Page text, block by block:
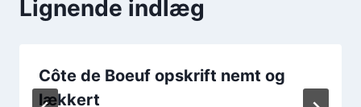
Lignende indlæg
Côte de Boeuf opskrift nemt og
lækkert